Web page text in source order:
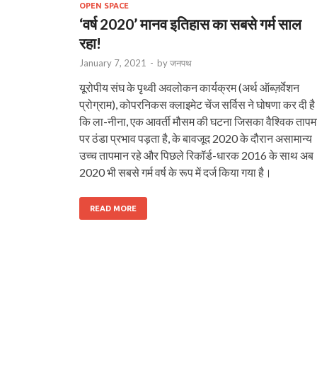
OPEN SPACE
‘वर्ष 2020’ मानव इतिहास का सबसे गर्म साल
रहा!
January 7, 2021 - byजनपथ
यूरोपीय संघ के पृथ्वी अवलोकन कार्यक्रम (अर्थ ऑब्ज़र्वेशन
प्रोग्राम), कोपरनिकस क्लाइमेट चेंज सर्विस ने घोषणा कर दी है
कि ला-नीना, एक आवर्ती मौसम की घटना जिसका वैश्विक
पर ठंडा प्रभाव पड़ता है, के बावजूद 2020 के दौरान असामान्य
उच्च तापमान रहे और पिछले रिकॉर्ड-धारक 2016 के साथ अब
2020 भी सबसे गर्म वर्ष के रूप में दर्ज किया गया है।
READ MORE